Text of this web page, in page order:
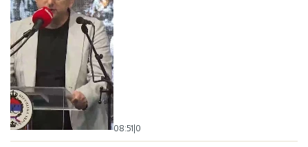
08:51 0